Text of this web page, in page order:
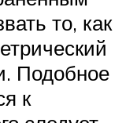
то, как
Подобное
к